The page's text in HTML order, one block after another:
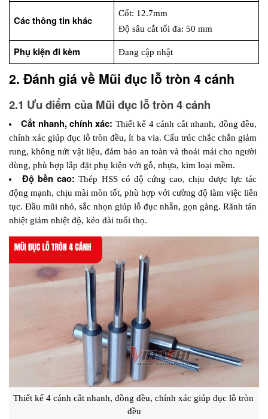
Các thông tin khác
Cốt: 12.7mm
Độ sâu cắt tối đa: 50 mm
Phụ kiện đi kèm Đang cập nhật
2. Đánh giá về Mũi đục lỗ tròn 4 cánh
2.1 Ưu điểm của Mũi đục lỗ tròn 4 cánh
Cắt nhanh, chính xác: Thiết kế 4 cánh cắt nhanh, đồng đều,
chính xác giúp đục lỗ tròn đều, ít ba via. Cấu trúc chắc chắn giảm
rung, không nứt vật liệu, đảm bảo an toàn và thoải mái cho người
dùng, phù hợp lắp đặt phụ kiện với gỗ, nhựa, kim loại mềm.
Độ bền cao: Thép HSS có độ cứng cao, chịu được lực tác
động mạnh, chịu mài mòn tốt, phù hợp với cường độ làm việc liên
tục. Đầu mũi nhỏ, sắc nhọn giúp lỗ đục nhẵn, gọn gàng. Rãnh tản
nhiệt giảm nhiệt độ, kéo dài tuổi thọ.
Thiết kế 4 cánh cắt nhanh, đồng đều, chính xác giúp đục lỗ tròn
đều